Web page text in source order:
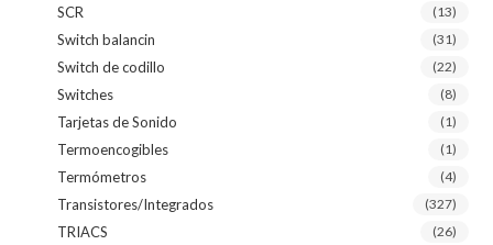
SCR (13)
Switch balancin (31)
Switch de codillo (22)
Switches (8)
Tarjetas de Sonido (1)
Termoencogibles (1)
Termómetros (4)
Transistores/Integrados (327)
TRIACS (26)